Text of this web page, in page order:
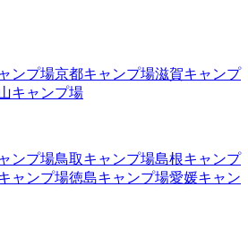
ンプ場京都キャンプ場滋賀キャンプ
キャンプ場
ンプ場鳥取キャンプ場島根キャンプ
ャンプ場徳島キャンプ場愛媛キャン